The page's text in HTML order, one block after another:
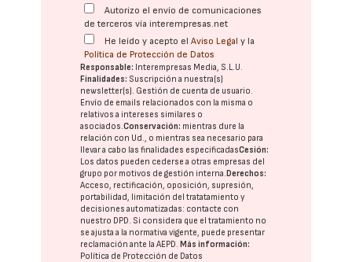
Autorizo el envío de comunicaciones
de terceros vía interempresas.net
He leído y acepto elAviso Legal y la
Política de Protección de Datos
Responsable: Interempresas Media, S.L.U.
Finalidades: Suscripción a nuestra(s)
newsletter(s). Gestión de cuenta de usuario.
Envío de emails relacionados con la misma o
relativos a intereses similares o
asociados.Conservación: mientras dure la
relación con Ud., o mientras sea necesario para
llevar a cabo las finalidades especificadasCesión:
Los datos pueden cederse a otras empresas del
grupo por motivos de gestión interna.Derechos:
Acceso, rectificación, oposición, supresión,
portabilidad, limitación del tratatamiento y
decisiones automatizadas: contacte con
nuestro DPD. Si considera que el tratamiento no
se ajusta a la normativa vigente, puede presentar
reclamación ante laAEPD.Más información:
Política de Protección de Datos